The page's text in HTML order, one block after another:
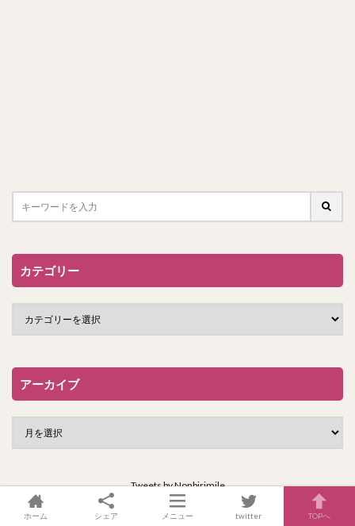
カテゴリー
アーカイブ
Tweets by Nonbirimile
ホーム シェア メニュー twitter TOPへ